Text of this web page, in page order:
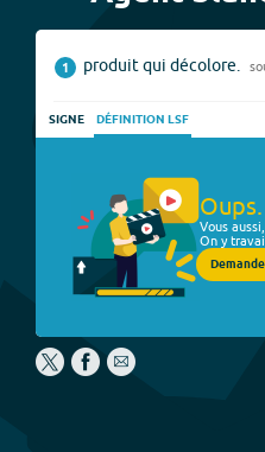
1 produit qui décolore.
SIGNE DÉFINITION LSF
Oups.
Vous
On y